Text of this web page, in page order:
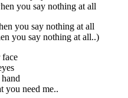
you say nothing at all
you say nothing at all
you say nothing at all..)
you need me..